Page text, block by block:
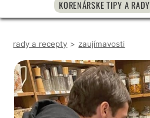
KORENÁRSKE TIPY A RADY
rady a recepty > zaujímavosti